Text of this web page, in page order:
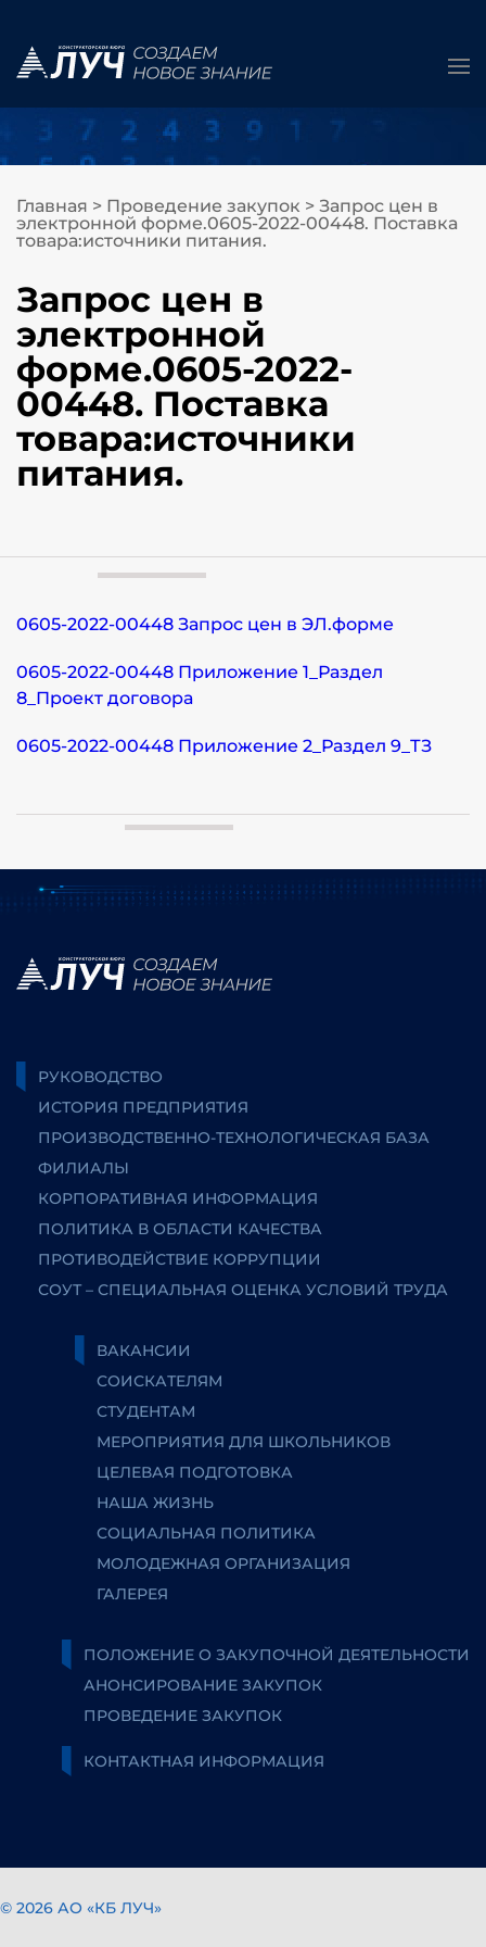
Главная > Проведение закупок > Запрос цен в
электронной форме.0605-2022-00448. Поставка
товара:источники питания.
Запрос цен в
электронной
форме.0605-2022-
00448. Поставка
товара:источники
питания.
0605-2022-00448 Запрос цен в ЭЛ.форме
0605-2022-00448 Приложение 1_Раздел
8_Проект договора
0605-2022-00448 Приложение 2_Раздел 9_ТЗ
РУКОВОДСТВО
ИСТОРИЯ ПРЕДПРИЯТИЯ
ПРОИЗВОДСТВЕННО-ТЕХНОЛОГИЧЕСКАЯ БАЗА
ФИЛИАЛЫ
КОРПОРАТИВНАЯ ИНФОРМАЦИЯ
ПОЛИТИКА В ОБЛАСТИ КАЧЕСТВА
ПРОТИВОДЕЙСТВИЕ КОРРУПЦИИ
СОУТ – СПЕЦИАЛЬНАЯ ОЦЕНКА УСЛОВИЙ ТРУДА
ВАКАНСИИ
СОИСКАТЕЛЯМ
СТУДЕНТАМ
МЕРОПРИЯТИЯ ДЛЯ ШКОЛЬНИКОВ
ЦЕЛЕВАЯ ПОДГОТОВКА
НАША ЖИЗНЬ
СОЦИАЛЬНАЯ ПОЛИТИКА
МОЛОДЕЖНАЯ ОРГАНИЗАЦИЯ
ГАЛЕРЕЯ
ПОЛОЖЕНИЕ О ЗАКУПОЧНОЙ ДЕЯТЕЛЬНОСТИ
АНОНСИРОВАНИЕ ЗАКУПОК
ПРОВЕДЕНИЕ ЗАКУПОК
КОНТАКТНАЯ ИНФОРМАЦИЯ
© 2026 АО «КБ ЛУЧ»